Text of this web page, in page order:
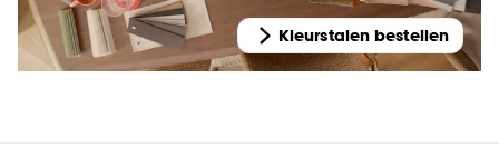
Kleurstalen bestellen